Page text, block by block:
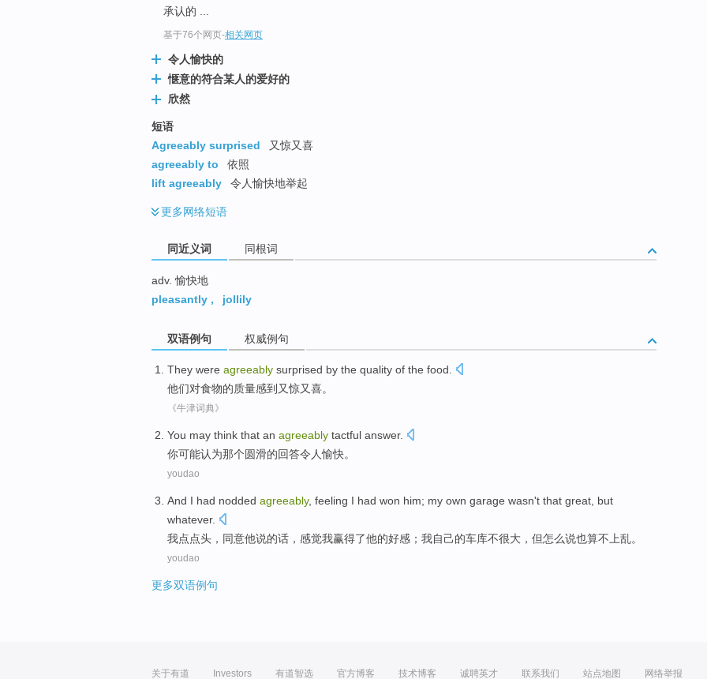
承认的 ...
基于76个网页-相关网页
令人愉快的
惬意的符合某人的爱好的
欣然
短语
Agreeably surprised
又惊又喜
agreeably to
依照
lift agreeably
令人愉快地举起
更多网络短语
同近义词 同根词
adv. 愉快地
pleasantly , jollily
双语例句 权威例句
They were agreeably surprised by the quality of the food.
他们对食物的质量感到 又惊又喜。
《牛津词典》
You may think that an agreeably tactful answer.
你可能认为那个圆滑的回答令人愉快。
youdao
And I had nodded agreeably, feeling I had won him; my own garage wasn't that great but
whatever.
我点点头 ，同意他说的话， 感觉我赢得了他的好感； 我自己的车库不很大 ， 但怎么说也算不上乱。
youdao
更多双语例句
关于有道 Investors 有道智选 官方博客 技术博客 诚聘英才 联系我们 站点地图 网络举报